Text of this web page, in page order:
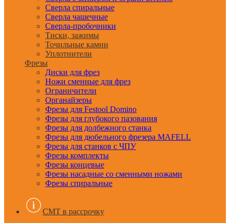
Сверла спиральные
Сверла чашечные
Сверла-пробочники
Тиски, зажимы
Точильные камни
Уплотнители
Фрезы
Диски для фрез
Ножи сменные для фрез
Ограничители
Органайзеры
Фрезы для Festool Domino
Фрезы для глубокого пазования
Фрезы для долбежного станка
Фрезы для дюбельного фрезера MAFELL
Фрезы для станков с ЧПУ
Фрезы комплекты
Фрезы концевые
Фрезы насадные со сменными ножами
Фрезы спиральные
CMT в рассрочку